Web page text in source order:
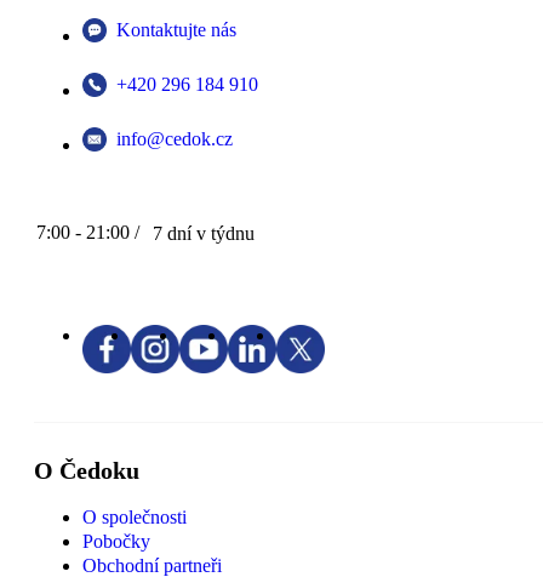
Kontaktujte nás
+420 296 184 910
info@cedok.cz
7:00 - 21:00 / 7 dní v týdnu
O Čedoku
O společnosti
Pobočky
Obchodní partneři